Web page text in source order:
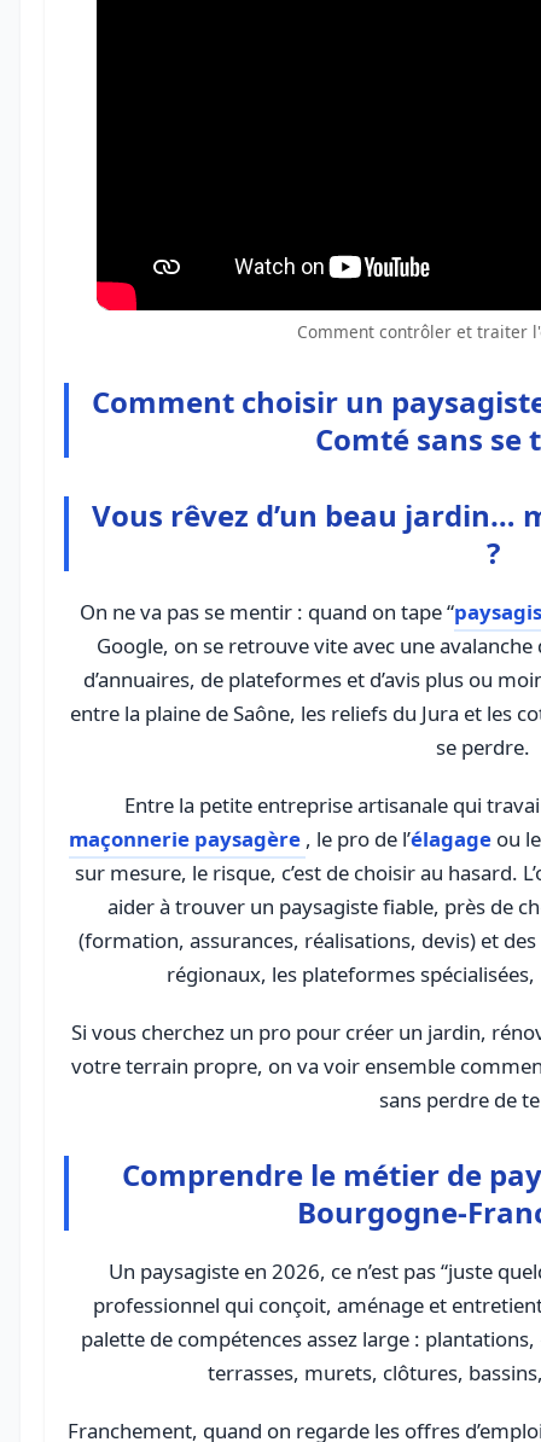
Comment contrôler et traiter
Comment choisir un
Comté sans se
Vous rêvez d’un beau jardin…
?
On ne va pas se mentir : quand on tape “
Google, on se retrouve vite avec une
d’annuaires, de plateformes et d’avis plus ou
entre la plaine de Saône, les reliefs du Jura et les
se perdre.
maçonnerie paysagère , le pro de l’élagageou le
sur mesure, le risque, c’est de choisir au hasard.
aider à trouver un paysagiste fiable, près de
(formation, assurances, réalisations, devis) et
régionaux, les plateformes spécialisées,
Si vous cherchez un pro pour créer un jardin,
votre terrain propre, on va voir ensemble
sans perdre de
Comprendre le métier de
Bourgogne-
Un paysagiste en 2026, ce n’est pas “juste
professionnel qui conçoit, aménage et
palette de compétences assez large :
terrasses, murets, clôtures,
Franchement, quand on regarde les offres